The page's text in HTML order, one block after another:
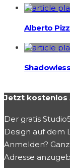
Alberto
Jetzt kostenlos
Der gratis
Design auf dem
Anmelden?
Adresse